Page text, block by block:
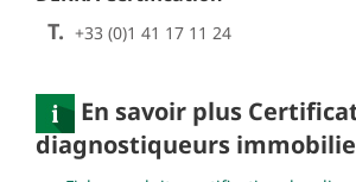
T. +33 (0)1 41 17 11 24
En savoir plus
diagnostiqueurs